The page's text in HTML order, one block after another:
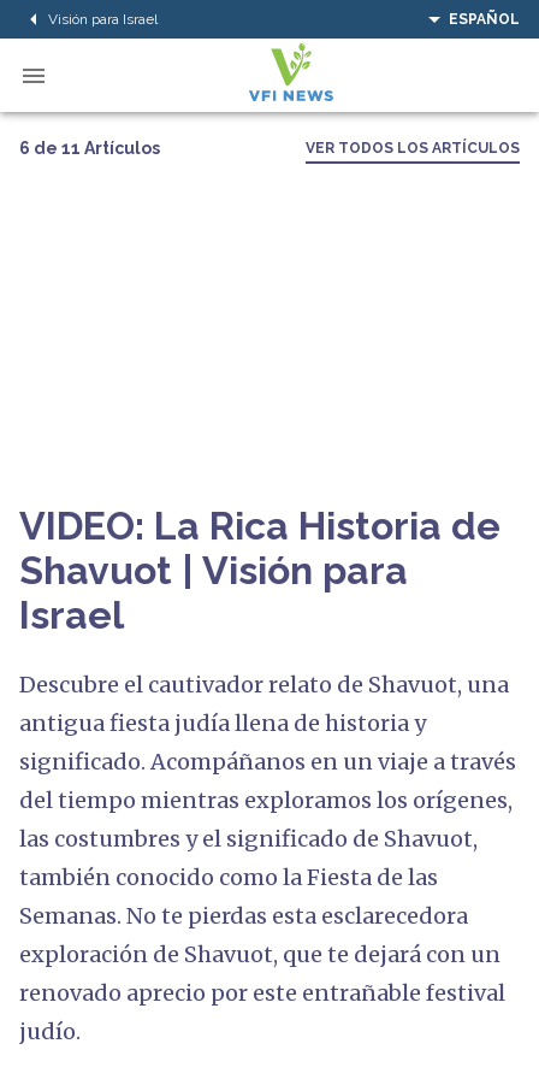
Visión para Israel ESPAÑOL
6 de 11 Artículos VER TODOS LOS ARTÍCULOS
VIDEO: La Rica Historia de
Shavuot | Visión para
Descubre el cautivador relato de Shavuot, una
antigua fiesta judía llena de historia y
significado. Acompáñanos en un viaje a través
del tiempo mientras exploramos los orígenes,
las costumbres y el significado de Shavuot,
también conocido como la Fiesta de las
Semanas. No te pierdas esta esclarecedora
exploración de Shavuot, que te dejará con un
renovado aprecio por este entrañable festival
judío.